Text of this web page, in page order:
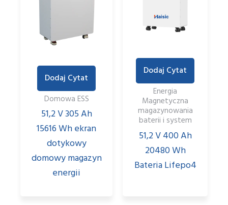
Dodaj Cytat
Domowa ESS
51,2 V 305 Ah
15616 Wh ekran
dotykowy
domowy magazyn
energii
Dodaj Cytat
Energia
Magnetyczna
magazynowania
baterii i system
51,2 V 400 Ah
20480 Wh
Bateria Lifepo4